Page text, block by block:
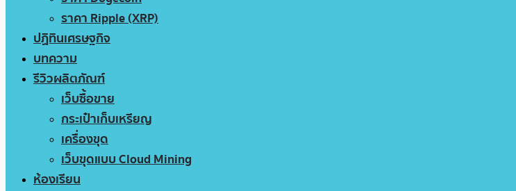
ราคา Ripple (XRP)
ปฏิทินเศรษฐกิจ
บทความ
รีวิวผลิตภัณฑ์
เว็บซื้อขาย
กระเป๋าเก็บเหรียญ
เครื่องขุด
เว็บขุดแบบ Cloud Mining
ห้องเรียน